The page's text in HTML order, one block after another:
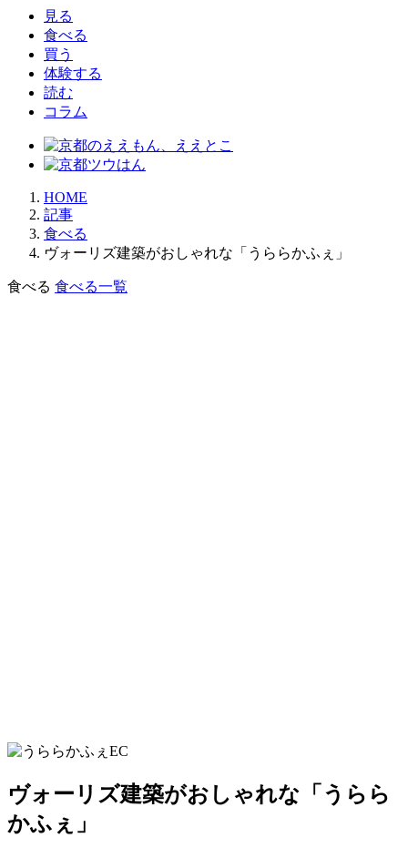
見る
食べる
買う
体験する
読む
コラム
HOME
記事
食べる
ヴォーリズ建築がおしゃれな「うららかふぇ」
食べる 食べる一覧
ヴォーリズ建築がおしゃれな「うらら
かふぇ」